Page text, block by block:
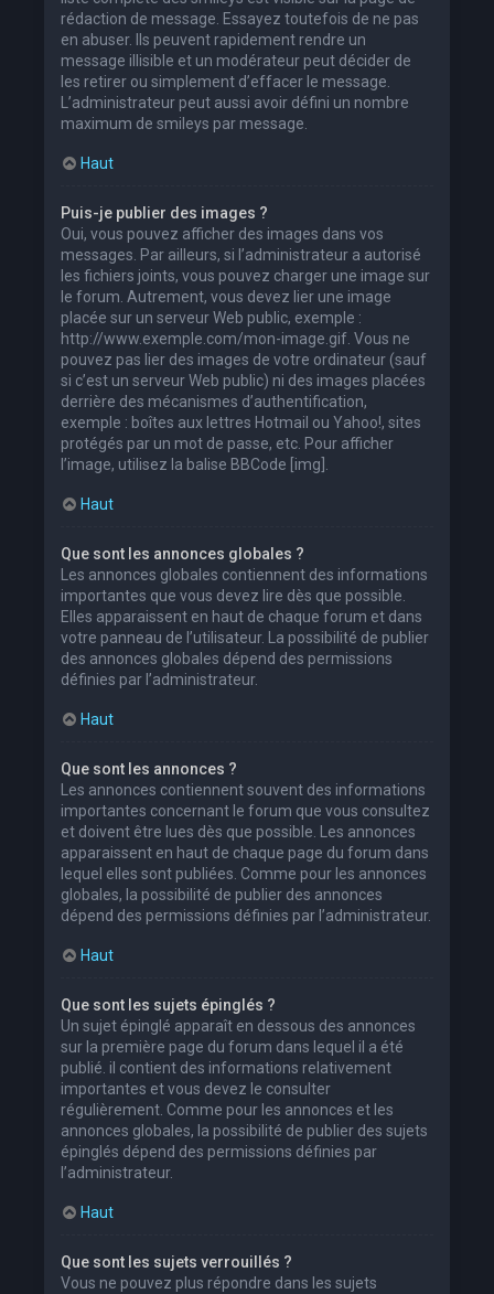
rédaction de message. Essayez toutefois de ne pas
en abuser. Ils peuvent rapidement rendre un
message illisible et un modérateur peut décider de
les retirer ou simplement d’effacer le message.
L’administrateur peut aussi avoir défini un nombre
maximum de smileys par message.
Haut
Puis-je publier des images ?
Oui, vous pouvez afficher des images dans vos
messages. Par ailleurs, si l’administrateur a autorisé
les fichiers joints, vous pouvez charger une image sur
le forum. Autrement, vous devez lier une image
placée sur un serveur Web public, exemple :
http://www.exemple.com/mon-image.gif. Vous ne
pouvez pas lier des images de votre ordinateur (sauf
si c’est un serveur Web public) ni des images placées
derrière des mécanismes d’authentification,
exemple : boîtes aux lettres Hotmail ou Yahoo!, sites
protégés par un mot de passe, etc. Pour afficher
l’image, utilisez la balise BBCode [img].
Haut
Que sont les annonces globales ?
Les annonces globales contiennent des informations
importantes que vous devez lire dès que possible.
Elles apparaissent en haut de chaque forum et dans
votre panneau de l’utilisateur. La possibilité de publier
des annonces globales dépend des permissions
définies par l’administrateur.
Haut
Que sont les annonces ?
Les annonces contiennent souvent des informations
importantes concernant le forum que vous consultez
et doivent être lues dès que possible. Les annonces
apparaissent en haut de chaque page du forum dans
lequel elles sont publiées. Comme pour les annonces
globales, la possibilité de publier des annonces
dépend des permissions définies par l’administrateur.
Haut
Que sont les sujets épinglés ?
Un sujet épinglé apparaît en dessous des annonces
sur la première page du forum dans lequel il a été
publié. il contient des informations relativement
importantes et vous devez le consulter
régulièrement. Comme pour les annonces et les
annonces globales, la possibilité de publier des sujets
épinglés dépend des permissions définies par
l’administrateur.
Haut
Que sont les sujets verrouillés ?
Vous ne pouvez plus répondre dans les sujets